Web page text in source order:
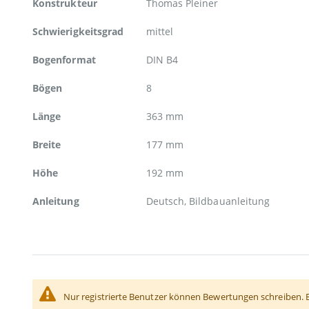
Konstrukteur Thomas Pleiner
Schwierigkeitsgrad mittel
Bogenformat DIN B4
Bögen 8
Länge 363 mm
Breite 177 mm
Höhe 192 mm
Anleitung Deutsch, Bildbauanleitung
Nur registrierte Benutzer können Bewertungen schreiben.